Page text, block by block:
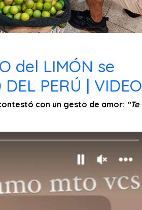
del LIMÓN se
PERÚ | VIDEO
con un gesto de amor: “Te